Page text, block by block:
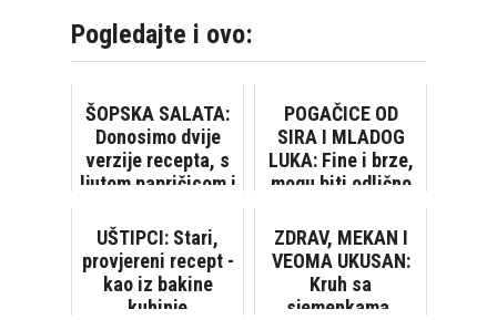
Pogledajte i ovo:
ŠOPSKA SALATA:
Donosimo dvije
verzije recepta, s
ljutom papričicom i
POGAČICE OD
SIRA I MLADOG
LUKA: Fine i brze,
mogu biti odlično
zakuska
UŠTIPCI: Stari,
provjereni recept -
kao iz bakine
kuhinje
ZDRAV, MEKAN I
VEOMA UKUSAN:
Kruh sa
sjemenkama,